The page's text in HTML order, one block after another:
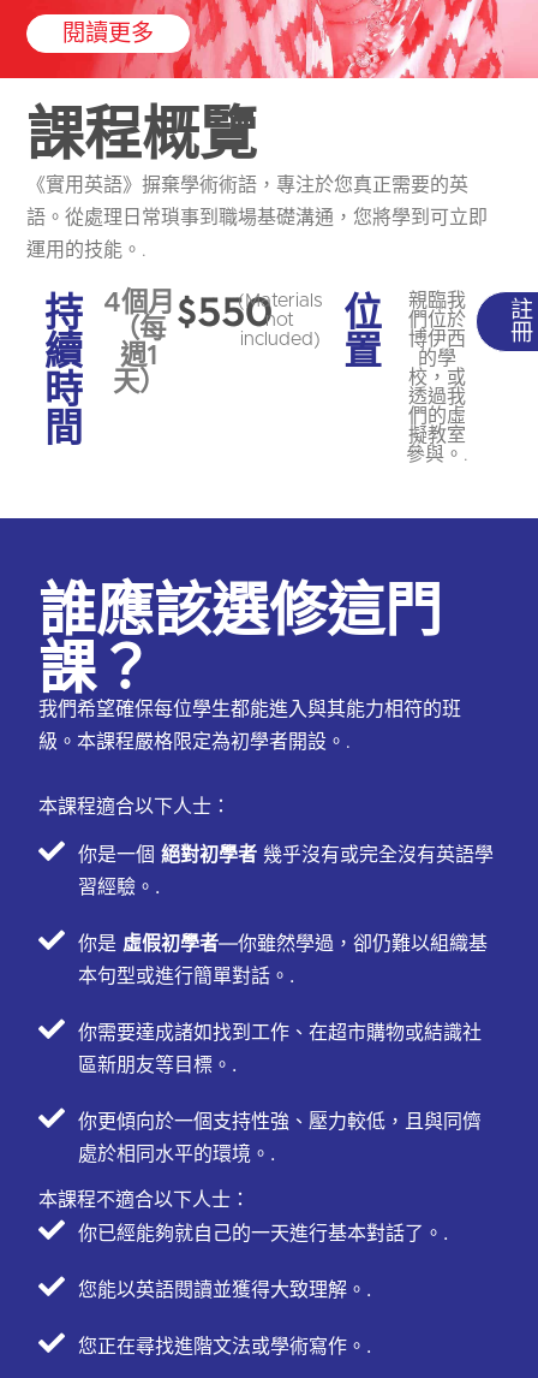
閱讀更多
課程概覽
《實用英語》摒棄學術術語，專注於您真正需要的英
語。從處理日常瑣事到職場基礎溝通，您將學到可立即
運用的技能。.
持
續
時
間
4個月
（每
週1
天）
$550(Materials
not
included)
位
置
親臨我
們位於
博伊西
的學
校，或
透過我
們的虛
擬教室
參與。.
註
冊
誰應該選修這門
課？
我們希望確保每位學生都能進入與其能力相符的班
級。本課程嚴格限定為初學者開設。.
本課程適合以下人士：
你是一個 絕對初學者幾乎沒有或完全沒有英語學
習經驗。.
你是 虛假初學者—你雖然學過，卻仍難以組織基
本句型或進行簡單對話。.
你需要達成諸如找到工作、在超市購物或結識社
區新朋友等目標。.
你更傾向於一個支持性強、壓力較低，且與同儕
處於相同水平的環境。.
本課程不適合以下人士：
你已經能夠就自己的一天進行基本對話了。.
您能以英語閱讀並獲得大致理解。.
您正在尋找進階文法或學術寫作。.